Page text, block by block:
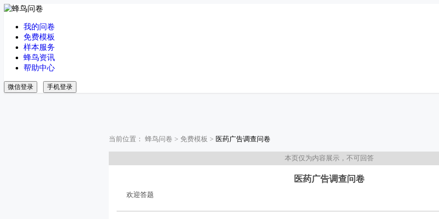
我的问卷
免费模板
样本服务
蜂鸟资讯
帮助中心
微信登录 手机登录
当前位置： 蜂鸟问卷 > 免费模板 > 医药广告调查问卷
本页仅为内容展示，不可回答
医药广告调查问卷
欢迎答题